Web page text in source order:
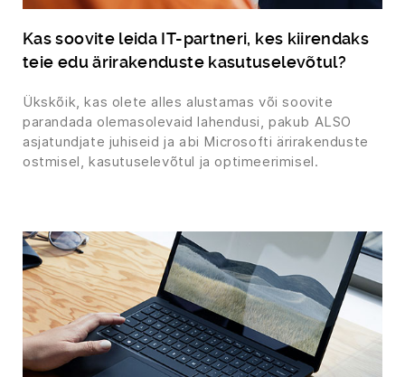
Kas soovite leida IT-partneri, kes kiirendaks
teie edu ärirakenduste kasutuselevõtul?
Ükskõik, kas olete alles alustamas või soovite
parandada olemasolevaid lahendusi, pakub ALSO
asjatundjate juhiseid ja abi Microsofti ärirakenduste
ostmisel, kasutuselevõtul ja optimeerimisel.